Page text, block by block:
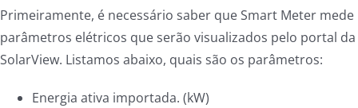
Primeiramente, é necessário saber que Smart Meter mede
parâmetros elétricos que serão visualizados pelo portal da
SolarView. Listamos abaixo, quais são os parâmetros:
Energia ativa importada. (kW)